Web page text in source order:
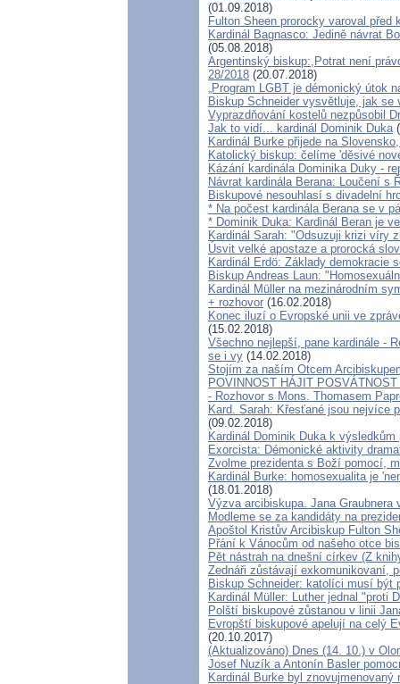
(01.09.2018)
Fulton Sheen prorocky varoval
Kardinál Bagnasco: Jedině návrat
(05.08.2018)
Argentinský biskup:,Potrat není
28/2018 (20.07.2018)
„Program LGBT je démonický útok
Biskup Schneider vysvětluje, jak
Vyprazdňování kostelů nezpůsobil
Jak to vidí... kardinál Dominik Duka
Kardinál Burke přijede na
Katolický biskup: čelíme 'děsivé
Kázání kardinála Dominika Duky -
Návrat kardinála Berana: Loučení s
Biskupové nesouhlasí s divadelní
* Na počest kardinála Berana se v
* Dominik Duka: Kardinál Beran je
Kardinál Sarah: "Odsuzuji krizi víry
Úsvit velké apostaze a prorocká
Kardinál Erdö: Základy demokracie
Biskup Andreas Laun:
Kardinál Müller na mezinárodním
+ rozhovor (16.02.2018)
Konec iluzí o Evropské unii ve
(15.02.2018)
Všechno nejlepší, pane kardinále -
se i vy (14.02.2018)
Stojím za naším Otcem
POVINNOST HÁJIT
- Rozhovor s Mons. Thomasem
Kard. Sarah: Křesťané jsou nejvíce
(09.02.2018)
Kardinál Dominik Duka k
Exorcista: Démonické aktivity
Zvolme prezidenta s Boží pomocí,
Kardinál Burke: homosexualita je
(18.01.2018)
Výzva arcibiskupa. Jana Graubnera
Modleme se za kandidáty na
Apoštol Kristův Arcibiskup Fulton
Přání k Vánocům od našeho otce
Pět nástrah na dnešní církev (Z
Zednáři zůstávají exkomunikovaní,
Biskup Schneider: katolíci musí být
Kardinál Müller: Luther jednal "proti
Polští biskupové zůstanou v linii
Evropští biskupové apelují na celý
(20.10.2017)
(Aktualizováno) Dnes (14. 10.) v
Josef Nuzík a Antonín Basler
Kardinál Burke byl